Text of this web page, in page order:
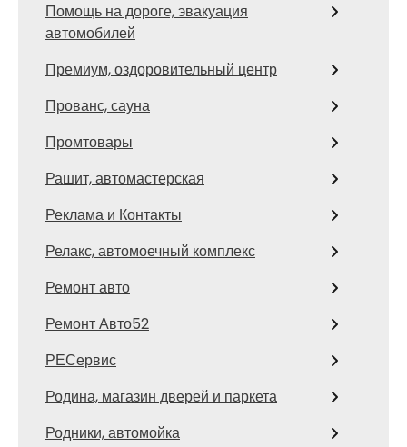
Помощь на дороге, эвакуация
автомобилей
Премиум, оздоровительный центр
Прованс, сауна
Промтовары
Рашит, автомастерская
Реклама и Контакты
Релакс, автомоечный комплекс
Ремонт авто
Ремонт Авто52
РЕСервис
Родина, магазин дверей и паркета
Родники, автомойка